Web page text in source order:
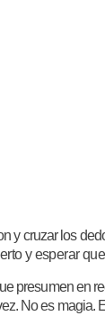
y cruzar los
y esperar
presumen en
No es magia.